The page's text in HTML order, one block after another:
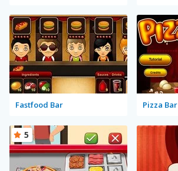
Fastfood Bar Pizza Bar
5